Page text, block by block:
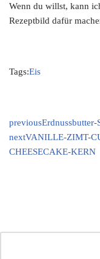
Wenn du willst, kann
Rezeptbild dafür
Tags:Eis
previous
nextVANILLE-ZIMT-
CHEESECAKE-KERN